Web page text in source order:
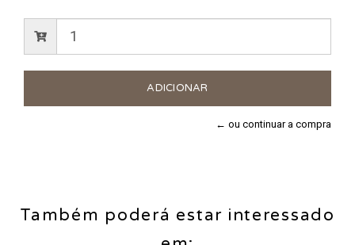
← ou continuar a compra
Também poderá estar interessado